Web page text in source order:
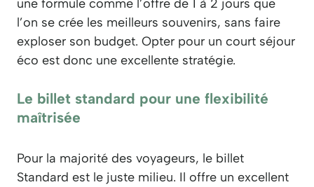
une formule comme l’offre de 1 à 2 jours que
l’on se crée les meilleurs souvenirs, sans faire
exploser son budget. Opter pour un court séjour
éco est donc une excellente stratégie.
Le billet standard pour une flexibilité
maîtrisée
Pour la majorité des voyageurs, le billet
Standard est le juste milieu. Il offre un excellent